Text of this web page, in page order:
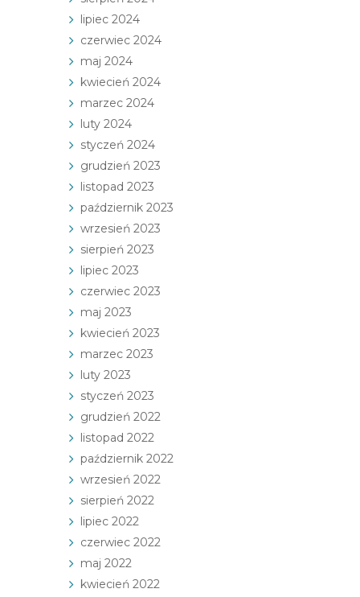
lipiec 2024
czerwiec 2024
maj 2024
kwiecień 2024
marzec 2024
luty 2024
styczeń 2024
grudzień 2023
listopad 2023
październik 2023
wrzesień 2023
sierpień 2023
lipiec 2023
czerwiec 2023
maj 2023
kwiecień 2023
marzec 2023
luty 2023
styczeń 2023
grudzień 2022
listopad 2022
październik 2022
wrzesień 2022
sierpień 2022
lipiec 2022
czerwiec 2022
maj 2022
kwiecień 2022